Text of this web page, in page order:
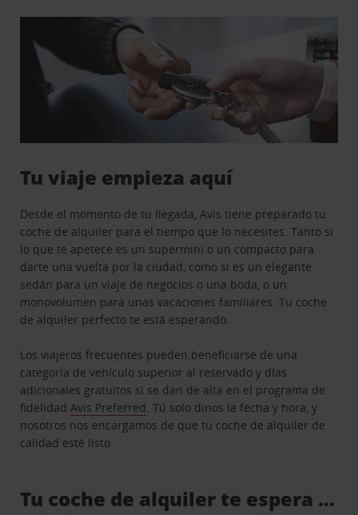
Tu viaje empieza aquí
Desde el momento de tu llegada, Avis tiene preparado tu
coche de alquiler para el tiempo que lo necesites. Tanto si
lo que te apetece es un supermini o un compacto para
darte una vuelta por la ciudad, como si es un elegante
sedán para un viaje de negocios o una boda, o un
monovolumen para unas vacaciones familiares. Tu coche
de alquiler perfecto te está esperando.
Los viajeros frecuentes pueden beneficiarse de una
categoría de vehículo superior al reservado y días
adicionales gratuitos si se dan de alta en el programa de
fidelidadAvis Preferred. Tú solo dinos la fecha y hora, y
nosotros nos encargamos de que tu coche de alquiler de
calidad esté listo.
Tu coche de alquiler te espera …